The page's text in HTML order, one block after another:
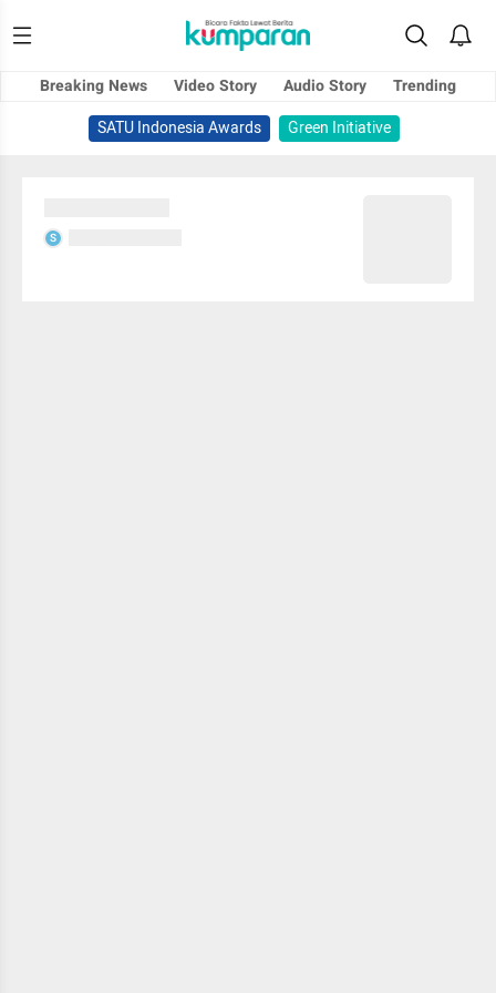
Breaking News Video Story Audio Story
Trending
SATU Indonesia Awards
Green Initiative
S